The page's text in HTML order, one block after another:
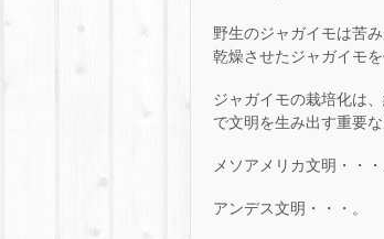
野生のジャガイモは苦
乾燥させたジャガイモ
ジャガイモの栽培化は
で文明を生み出す重要
メソアメリカ文明・・・
アンデス文明・・・。